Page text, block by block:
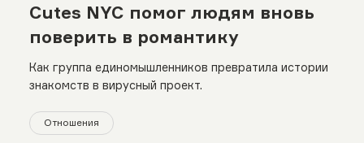
Cutes NYC помог людям вновь
поверить в романтику
Как группа единомышленников превратила истории
знакомств в вирусный проект.
Отношения